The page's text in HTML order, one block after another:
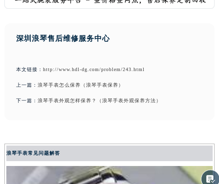
深圳浪琴售后维修服务中心
本文链接： http://www.hdl-dg.com/problem/243.html
上一篇： 浪琴手表怎么保养（浪琴手表保养）
下一篇： 浪琴手表外观怎样保养？（浪琴手表外观保养方法）
浪琴手表常见问题解答